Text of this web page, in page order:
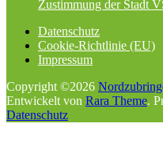
Zustimmung der Stadt
Datenschutz
Cookie-Richtlinie (EU)
Impressum
Copyright ©2026
Entwickelt von Rara Theme.
Datenschutz